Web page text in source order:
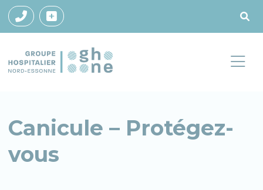
Canicule – Protégez-
vous